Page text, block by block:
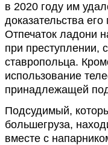
в 2020 году им
доказательства
Отпечаток ладони
при преступлении,
ставропольца.
использование
принадлежащей
Подсудимый,
большегруза,
вместе с